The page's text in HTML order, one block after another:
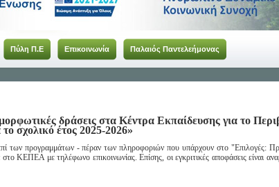
Πύλη Π.Ε Επικοινωνία Παλαιός Παντελεήμονας
δράσεις στα Κέντρα Εκπαίδευσης για το
σχολικό έτος 2025-2026»
επί των προγραμμάτων - πέραν των πληροφοριών που υπάρχουν στο "Επιλογές:
ΚΕΠΕΑ με τηλέφωνο επικοινωνίας. Επίσης, οι εγκριτικές αποφάσεις είναι